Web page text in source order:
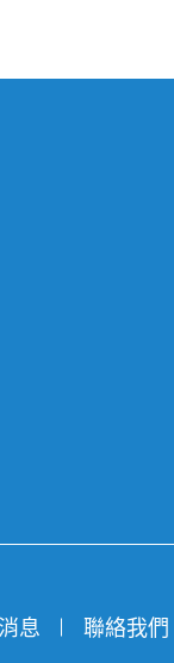
息 聯絡我們